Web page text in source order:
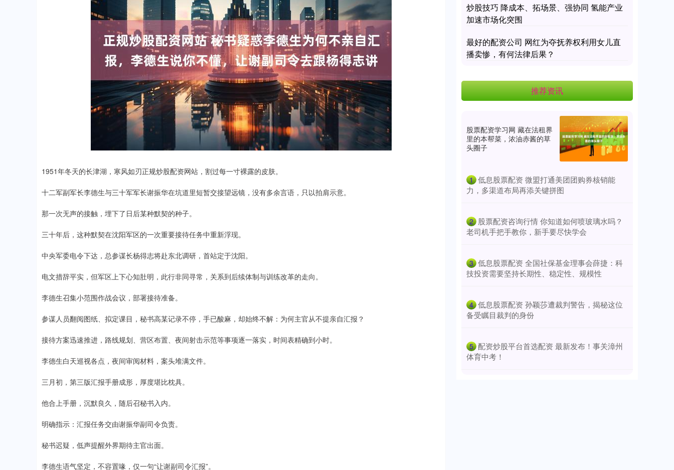
1951年冬天的长津湖，寒风如刃正规炒股配资网站，割过每一寸裸露的皮肤。
十二军副军长李德生与三十军军长谢振华在坑道里短暂交接望远镜，没有多余言语，只以拍肩示意。
那一次无声的接触，埋下了日后某种默契的种子。
三十年后，这种默契在沈阳军区的一次重要接待任务中重新浮现。
中央军委电令下达，总参谋长杨得志将赴东北调研，首站定于沈阳。
电文措辞平实，但军区上下心知肚明，此行非同寻常，关系到后续体制与训练改革的走向。
李德生召集小范围作战会议，部署接待准备。
参谋人员翻阅图纸、拟定课目，秘书高某记录不停，手已酸麻，却始终不解：为何主官从不提亲自汇报？
接待方案迅速推进，路线规划、营区布置、夜间射击示范等事项逐一落实，时间表精确到小时。
李德生白天巡视各点，夜间审阅材料，案头堆满文件。
三月初，第三版汇报手册成形，厚度堪比枕具。
他合上手册，沉默良久，随后召秘书入内。
明确指示：汇报任务交由谢振华副司令负责。
秘书迟疑，低声提醒外界期待主官出面。
李德生语气坚定，不容置喙，仅一句“让谢副司令汇报”。
炒股技巧 降成本、拓场景、强协同 氢能产业
加速市场化突围
最好的配资公司 网红为夺抚养权利用女儿直
播卖惨，有何法律后果？
推荐资讯
股票配资学习网 藏在法租界
里的本帮菜，浓油赤酱的草
头圈子
1 ​低息股票配资 微盟打通美团团购券核销能
力，多渠道布局再添关键拼图
2 ​股票配资咨询行情 你知道如何喷玻璃水吗？
老司机手把手教你，新手要尽快学会
3 ​低息股票配资 全国社保基金理事会薛捷：科
技投资需要坚持长期性、稳定性、规模性
4 ​低息股票配资 孙颖莎遭裁判警告，揭秘这位
备受瞩目裁判的身份
5 ​配资炒股平台首选配资 最新发布！事关漳州
体育中考！